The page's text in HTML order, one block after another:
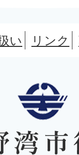
い リンク